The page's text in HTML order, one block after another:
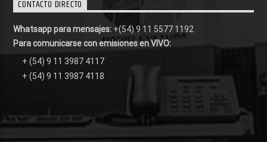
CONTACTO DIRECTO
Whatsapp para mensajes: +(54) 9 11 5577 1192
Para comunicarse con emisiones en VIVO:
+ (54) 9 11 3987 4117
+ (54) 9 11 3987 4118